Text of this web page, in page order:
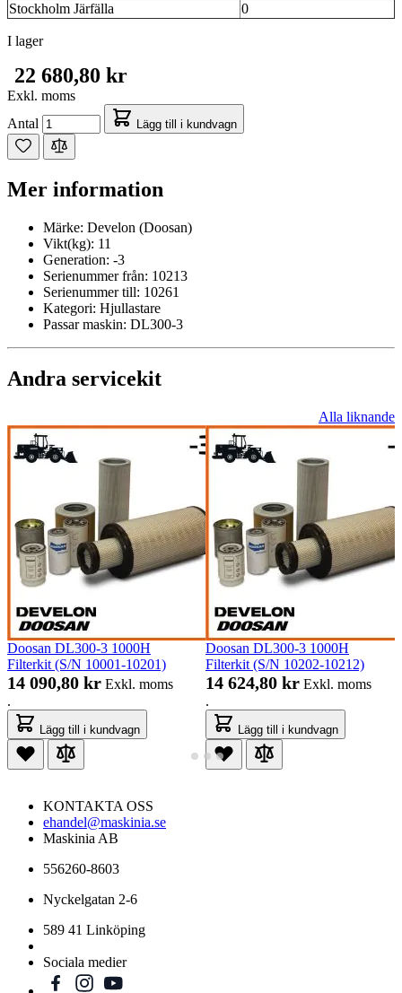
Stockholm Järfälla
0
I lager
22 680,80 kr
Exkl. moms
Antal
Lägg till i kundvagn
Mer information
Märke: Develon (Doosan)
Vikt(kg): 11
Generation: -3
Serienummer från: 10213
Serienummer till: 10261
Kategori: Hjullastare
Passar maskin: DL300-3
Andra servicekit
Alla liknande
Doosan DL300-3 1000H
Filterkit (S/N 10001-10201)
14 090,80 kr Exkl. moms
.
Lägg till i kundvagn
Doosan DL300-3 1000H
Filterkit (S/N 10202-10212)
14 624,80 kr Exkl. moms
.
Lägg till i kundvagn
KONTAKTA OSS
ehandel@maskinia.se
Maskinia AB
556260-8603
Nyckelgatan 2-6
589 41 Linköping
Sociala medier